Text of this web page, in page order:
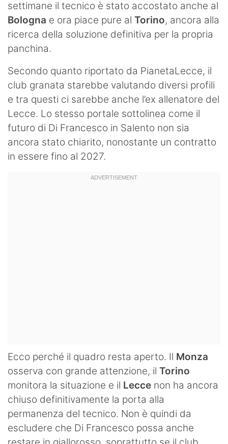
settimane il tecnico è stato accostato anche al
Bologna e ora piace pure al Torino, ancora alla
ricerca della soluzione definitiva per la propria
panchina.
Secondo quanto riportato da PianetaLecce, il
club granata starebbe valutando diversi profili
e tra questi ci sarebbe anche l’ex allenatore del
Lecce. Lo stesso portale sottolinea come il
futuro di Di Francesco in Salento non sia
ancora stato chiarito, nonostante un contratto
in essere fino al 2027.
Ecco perché il quadro resta aperto. Il Monza
osserva con grande attenzione, il Torino
monitora la situazione e il Lecce non ha ancora
chiuso definitivamente la porta alla
permanenza del tecnico. Non è quindi da
escludere che Di Francesco possa anche